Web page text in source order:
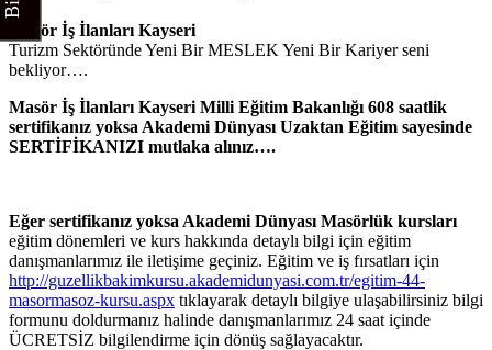
Masör İş İlanları Kayseri
Turizm Sektöründe Yeni Bir MESLEK Yeni Bir Kariyer seni
bekliyor….
Masör İş İlanları Kayseri Milli Eğitim Bakanlığı 608 saatlik
sertifikanız yoksa Akademi Dünyası Uzaktan Eğitim sayesinde
SERTİFİKANIZI mutlaka alınız….
Eğer sertifikanız yoksa Akademi Dünyası Masörlük kursları
eğitim dönemleri ve kurs hakkında detaylı bilgi için eğitim
danışmanlarımız ile iletişime geçiniz. Eğitim ve iş fırsatları için
http://guzellikbakimkursu.akademidunyasi.com.tr/egitim-44-
masormasoz-kursu.aspx tıklayarak detaylı bilgiye ulaşabilirsiniz bilgi
formunu doldurmanız halinde danışmanlarımız 24 saat içinde
ÜCRETSİZ bilgilendirme için dönüş sağlayacaktır.